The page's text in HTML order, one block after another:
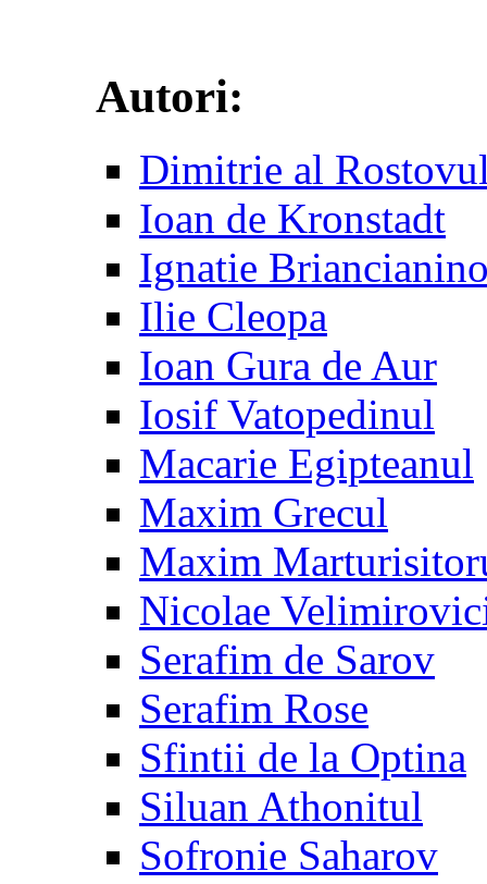
Autori:
Dimitrie al
Ioan de Kronstadt
Ignatie
Ilie Cleopa
Ioan Gura de Aur
Iosif Vatopedinul
Macarie Egipteanul
Maxim Grecul
Maxim
Nicolae
Serafim de Sarov
Serafim Rose
Sfintii de la Optina
Siluan Athonitul
Sofronie Saharov